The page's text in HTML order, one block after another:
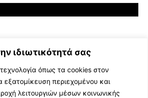
ιδιωτικότητά σας
όπως τα cookies στον
εξατομίκευση περιεχομένου και
λειτουργιών μέσων κοινωνικής